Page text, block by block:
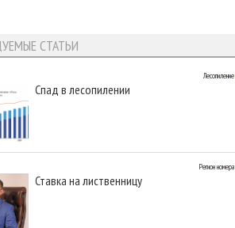
СТАТЬИ
Лесопиление
Спад в лесопилении
Регион номера
Ставка на лиственницу